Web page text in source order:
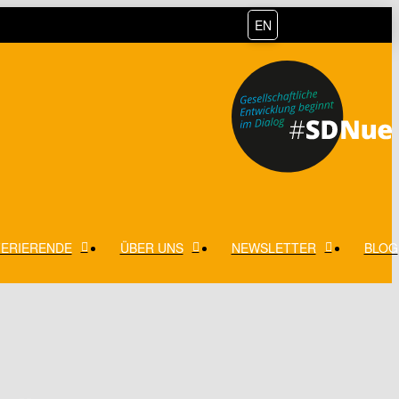
EN
ÜBER UNS NEWSLETTER BLOG